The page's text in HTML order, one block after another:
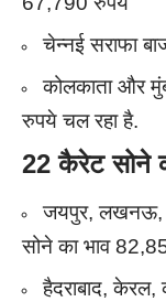
चेन्नई सराफा
कोलकाता और
रुपये चल रहा है.
22 कैरेट सोने
जयपुर, लखनऊ,
सोने का भाव
हैदराबाद, केरल,